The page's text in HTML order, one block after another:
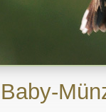
Baby-